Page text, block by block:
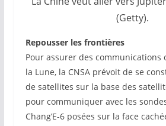
(Getty).
Repousser les frontières
Pour assurer des communications
la Lune, la CNSA prévoit de se
de satellites sur la base des
pour communiquer avec les
Chang’E-6 posées sur la face